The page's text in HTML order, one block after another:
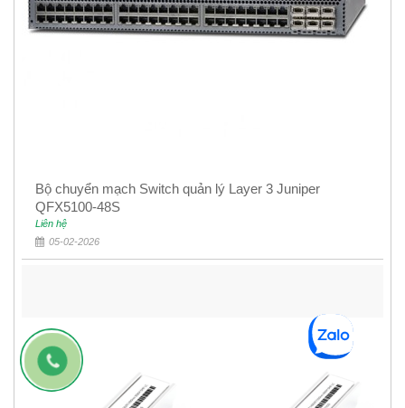
Bộ chuyển mạch Switch quản lý Layer 3 Juniper
QFX5100-48S
Liên hệ
05-02-2026